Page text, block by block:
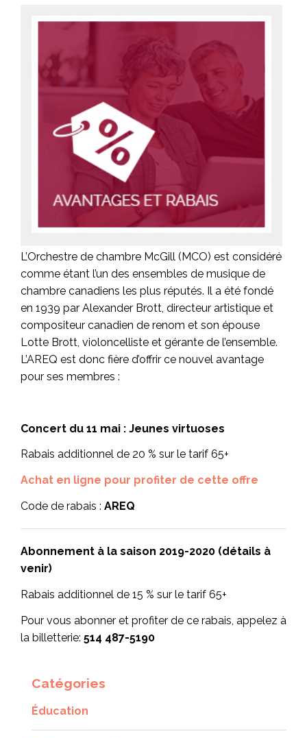
L’Orchestre de chambre McGill (MCO) est considéré
comme étant l’un des ensembles de musique de
chambre canadiens les plus réputés. Il a été fondé
en 1939 par Alexander Brott, directeur artistique et
compositeur canadien de renom et son épouse
Lotte Brott, violoncelliste et gérante de l’ensemble.
L’AREQ est donc fière d’offrir ce nouvel avantage
pour ses membres :
Concert du 11 mai : Jeunes virtuoses
Rabais additionnel de 20 % sur le tarif 65+
Achat en ligne pour profiter de cette offre
Code de rabais : AREQ
Abonnement à la saison 2019-2020 (détails à
venir)
Rabais additionnel de 15 % sur le tarif 65+
Pour vous abonner et profiter de ce rabais, appelez à
la billetterie: 514 487-5190
Catégories
Éducation